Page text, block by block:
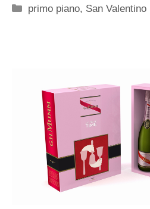
Categorie
primo piano, San Valentino